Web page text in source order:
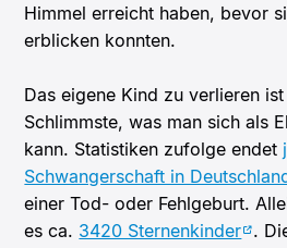
Himmel erreicht haben, bevor
erblicken konnten.
Das eigene Kind zu verlieren
Schlimmste, was man sich als
kann. Statistiken zufolge endet
Schwangerschaft in
einer Tod- oder Fehlgeburt.
es ca. 3420 Sternenkinder .